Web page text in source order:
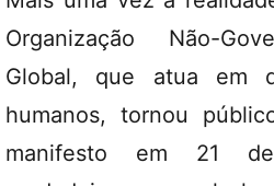
Organização Não-
Global, que atua em
humanos, tornou
manifesto em 21